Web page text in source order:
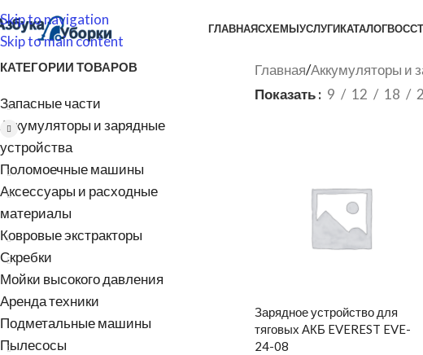
Skip to navigation
Skip to main content
ГЛАВНАЯСХЕМЫУСЛУГИКАТАЛОГ
КАТЕГОРИИ ТОВАРОВ
Запасные части
Аккумуляторы и зарядные
устройства
Поломоечные машины
Аксессуары и расходные
материалы
Ковровые экстракторы
Скребки
Мойки высокого давления
Аренда техники
Подметальные машины
Пылесосы
Главная/Аккумуляторы и
Показать
9 12 18
Зарядное устройство для
тяговых АКБ EVEREST EVE-
24-08